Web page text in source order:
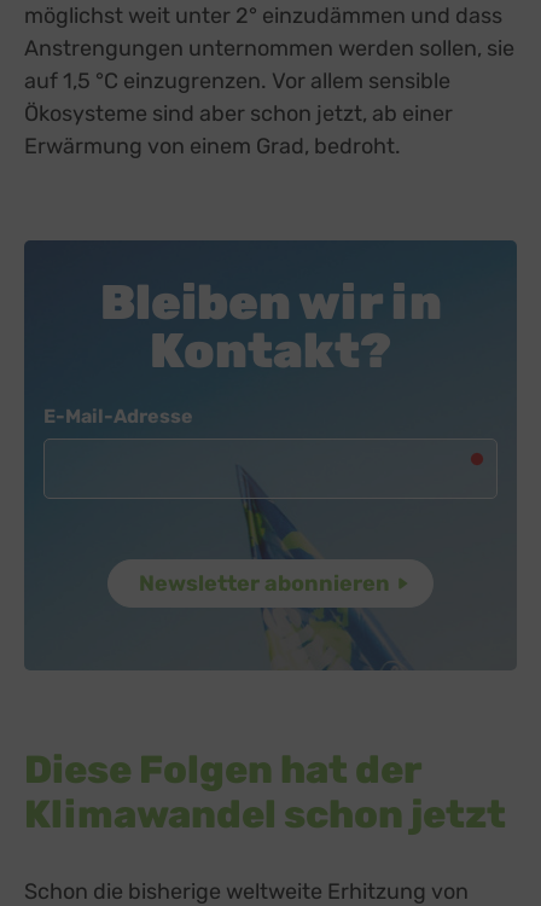
möglichst weit unter 2° einzudämmen und dass
Anstrengungen unternommen werden sollen, sie
auf 1,5 °C einzugrenzen. Vor allem sensible
Ökosysteme sind aber schon jetzt, ab einer
Erwärmung von einem Grad, bedroht.
Bleiben wir in
Kontakt?
E-Mail-Adresse
Diese Folgen hat der
Klimawandel schon jetzt
Schon die bisherige weltweite Erhitzung von